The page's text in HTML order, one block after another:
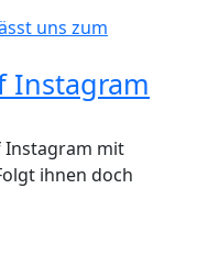
uns zum
Instagram
Instagram mit
ihnen doch